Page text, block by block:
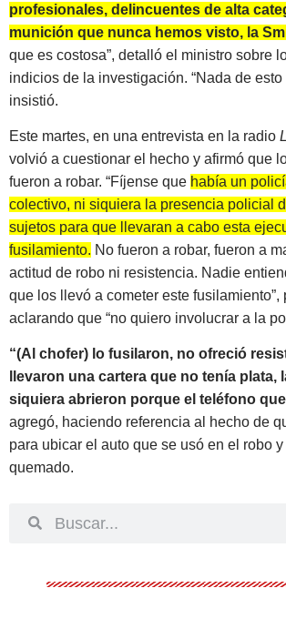
profesionales, delincuentes de alta
munición que nunca hemos visto, la
que es costosa”, detalló el ministro sobre
indicios de la investigación. “Nada de esto
insistió.
Este martes, en una entrevista en la radio
volvió a cuestionar el hecho y afirmó que
fueron a robar. “Fíjense que había un
colectivo, ni siquiera la presencia policial
sujetos para que llevaran a cabo esta
fusilamiento. No fueron a robar, fueron a
actitud de robo ni resistencia. Nadie
que los llevó a cometer este fusilamiento”,
aclarando que “no quiero involucrar a la
“(Al chofer) lo fusilaron, no ofreció
llevaron una cartera que no tenía plata,
siquiera abrieron porque el teléfono
agregó, haciendo referencia al hecho de
para ubicar el auto que se usó en el robo
quemado.